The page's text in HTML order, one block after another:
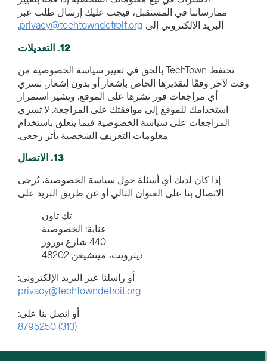
ممارساتنا في المستقبل، فيجب عليك إرسال طلب عبر
البريد الإلكتروني إلىprivacy@techtowndetroit.org.
12. التعديلات
تحتفظ TechTown بالحق في تغيير سياسة الخصوصية من
وقت لآخر وفقًا لتقديرها الخاص بإشعار أو بدون إشعار. تسري
أي مراجعات فور نشرها على الموقع. ويشير استمرار
استخدامك للموقع إلى موافقتك على المراجعة. لا تسري
المراجعات على سياسة الخصوصية فيما يتعلق باستخدام
معلومات التعريف الشخصية بأثر رجعي.
13. الاتصال
إذا كان لديك أي أسئلة حول سياسة الخصوصية، يُرجى
الاتصال بنا على العنوان التالي أو عن طريق البريد على
تك تاون
عناية: الخصوصية
440 شارع بوروز
ديترويت، ميتشيغن 48202
أو راسلنا عبر البريد الإلكتروني:
privacy@techtowndetroit.org
أو اتصل بنا على: